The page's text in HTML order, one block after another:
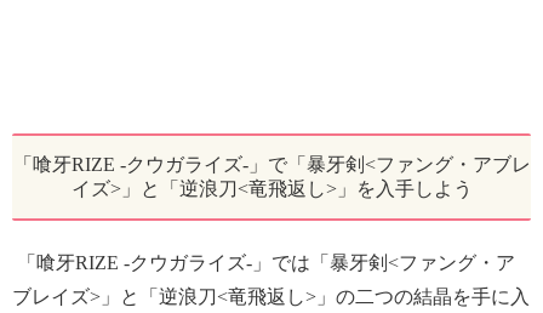
「喰牙RIZE -クウガライズ-」で「暴牙剣<ファング・アブレ
イズ>」と「逆浪刀<竜飛返し>」を入手しよう
「喰牙RIZE -クウガライズ-」では「暴牙剣<ファング・ア
ブレイズ>」と「逆浪刀<竜飛返し>」の二つの結晶を手に入